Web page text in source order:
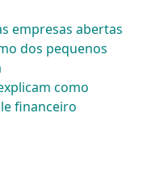
empresas abertas
dos pequenos
como
financeiro